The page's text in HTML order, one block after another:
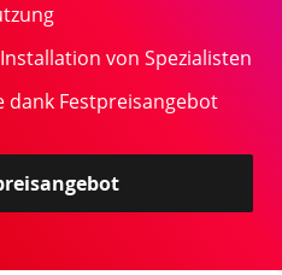
von Spezialisten
Festpreisangebot